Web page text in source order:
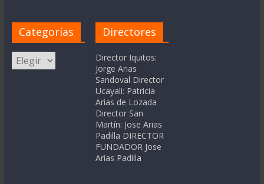
Categorías
Categorías
Directores
Director Iquitos:
Jorge Arias
Sandoval Director
Ucayali: Patricia
Arias de Lozada
Director San
Martín: Jose Arias
Padilla DIRECTOR
FUNDADOR Jose
Arias Padilla